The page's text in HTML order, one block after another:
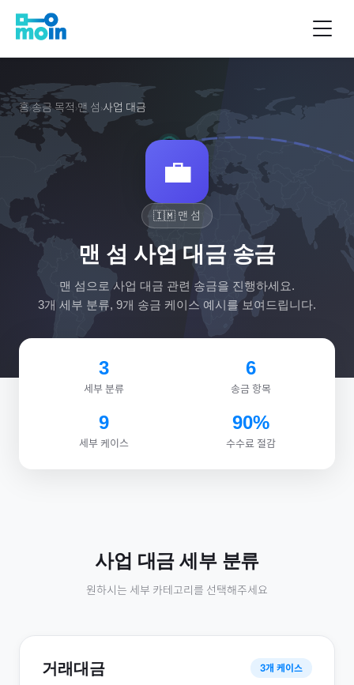
홈›송금 목적 ›맨 섬 ›사업 대금
💼
🇮🇲 맨 섬
맨 섬 사업 대금 송금
맨 섬 으로 사업 대금 관련 송금을 진행하세요.
3개 세부 분류, 9개 송금 케이스 예시를 보여드립니다.
3
세부 분류
6
송금 항목
9
세부 케이스
90%
수수료 절감
사업 대금세부 분류
원하시는 세부 카테고리를 선택해주세요
거래대금 3개 케이스